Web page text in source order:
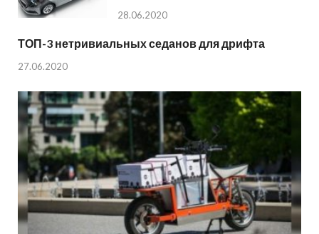
28.06.2020
ТОП-3 нетривиальных седанов для дрифта
27.06.2020